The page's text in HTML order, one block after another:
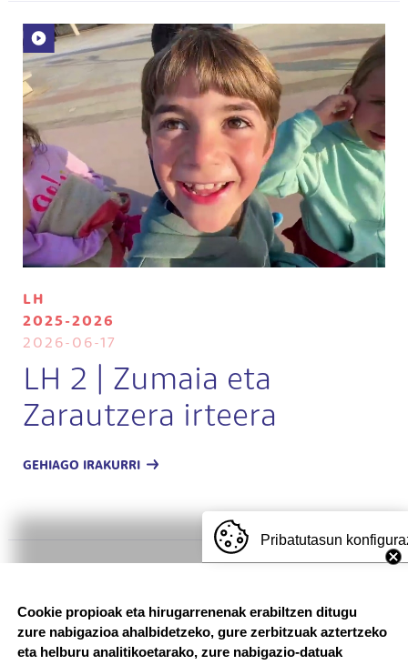
LH
2025-2026
2026-06-17
LH 2 | Zumaia eta
Zarautzera irteera
GEHIAGO IRAKURRI
Pribatutasun
Cookie propioak eta hirugarrenenak erabiltzen ditugu
zure nabigazioa ahalbidetzeko, gure zerbitzuak aztertzeko
eta helburu analitikoetarako, zure nabigazio-datuak